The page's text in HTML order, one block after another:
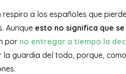
a los españoles que
Aunque esto no significa que
por no entregar a tiempo la
guardia del todo, porque,